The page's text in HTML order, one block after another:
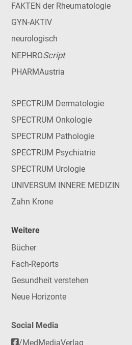
FAKTEN der Rheumatologie
GYN-AKTIV
neurologisch
NEPHROScript
PHARMAustria
SPECTRUM Dermatologie
SPECTRUM Onkologie
SPECTRUM Pathologie
SPECTRUM Psychiatrie
SPECTRUM Urologie
UNIVERSUM INNERE MEDIZIN
Zahn Krone
Weitere
Bücher
Fach-Reports
Gesundheit verstehen
Neue Horizonte
Social Media
/MedMediaVerlag